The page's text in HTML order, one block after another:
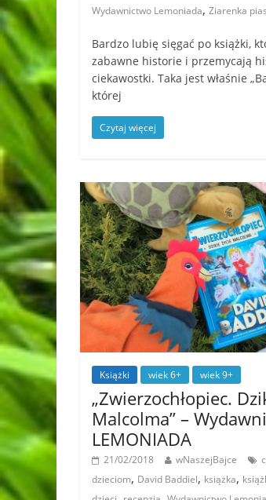
Wydawnictwo Lemoniada, Ziarenka
Bardzo lubię sięgać po książki,
zabawne historie i przemycają
ciekawostki. Taka jest właśnie
której
Czytaj więcej
Książki wiek 6+ wiek 9+
„Zwierzochłopiec.
Malcolma” –
LEMONIADA
21/02/2018 wNaszejBajce
dzieciom, David Baddiel, książka,